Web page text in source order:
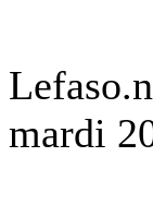
mardi